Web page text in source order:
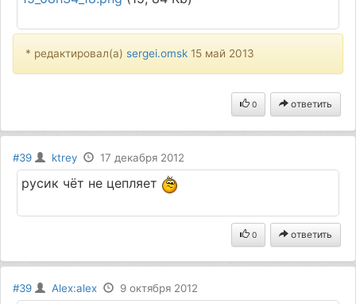
* редактировал(а)sergei.omsk 15 май 2013
0 ответить
#39 ktrey 17 декабря 2012
русик чёт не цепляет
0 ответить
#39 Alex:alex 9 октября 2012